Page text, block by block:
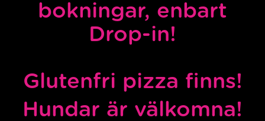
bokningar, enbart
Drop-in!
Glutenfri pizza finns!
Hundar är välkomna!